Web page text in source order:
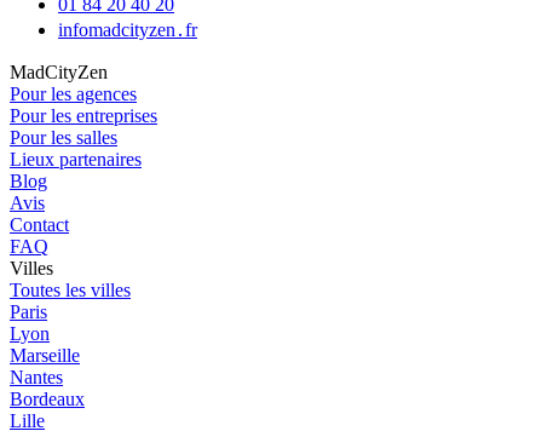
01 84 20 40 20
infomadcityzen․fr
MadCityZen
Pour les agences
Pour les entreprises
Pour les salles
Lieux partenaires
Blog
Avis
Contact
FAQ
Villes
Toutes les villes
Paris
Lyon
Marseille
Nantes
Bordeaux
Lille